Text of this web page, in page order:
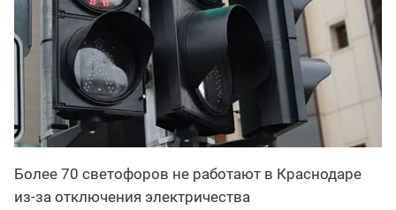
Более 70 светофоров не работают в Краснодаре
из-за отключения электричества